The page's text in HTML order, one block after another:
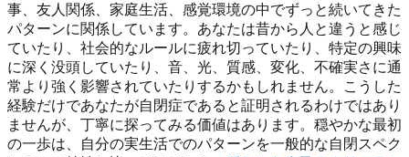
事、友人関係、家庭生活、感覚環境の中でずっと続いてきた
パターンに関係しています。あなたは昔から人と違うと感じ
ていたり、社会的なルールに疲れ切っていたり、特定の興味
に深く没頭していたり、音、光、質感、変化、不確実さに通
常より強く影響されていたりするかもしれません。こうした
経験だけであなたが自閉症であると証明されるわけではあり
ませんが、丁寧に探ってみる価値はあります。穏やかな最初
の一歩は、自分の実生活でのパターンを一般的な自閉スペク